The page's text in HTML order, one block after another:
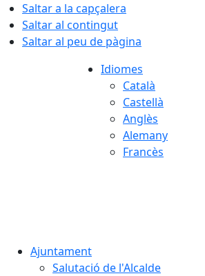
Saltar a la capçalera
Saltar al contingut
Saltar al peu de pàgina
Idiomes
Català
Castellà
Anglès
Alemany
Francès
Ajuntament
Salutació de l'Alcalde